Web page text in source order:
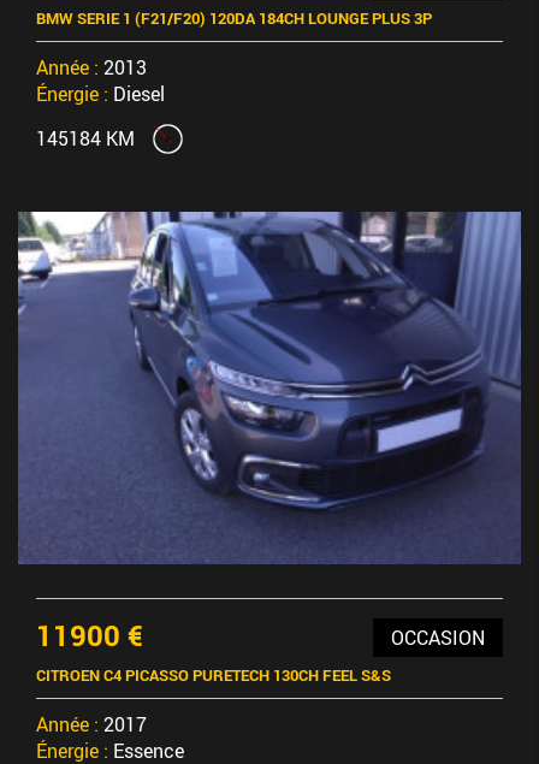
BMW SERIE 1 (F21/F20) 120DA 184CH LOUNGE PLUS 3P
Année : 2013
Énergie : Diesel
145184 KM
11900 € OCCASION
CITROEN C4 PICASSO PURETECH 130CH FEEL S&S
Année : 2017
Énergie : Essence